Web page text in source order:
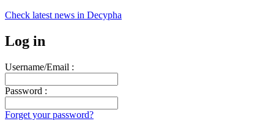
Check latest news in Decypha
Log in
Username/Email :
Password :
Forget your password?